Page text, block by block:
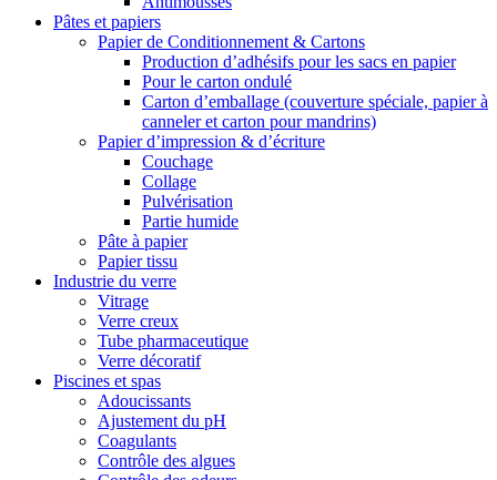
Pâtes et papiers
Papier de Conditionnement & Cartons
Production d’adhésifs pour les sacs en papier
Pour le carton ondulé
Carton d’emballage (couverture spéciale, papier à
canneler et carton pour mandrins)
Papier d’impression & d’écriture
Couchage
Collage
Pulvérisation
Partie humide
Pâte à papier
Papier tissu
Industrie du verre
Vitrage
Verre creux
Tube pharmaceutique
Verre décoratif
Piscines et spas
Adoucissants
Ajustement du pH
Coagulants
Contrôle des algues